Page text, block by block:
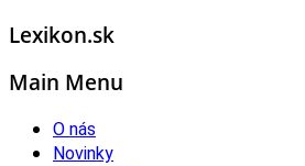
Lexikon.sk
Main Menu
O nás
Novinky